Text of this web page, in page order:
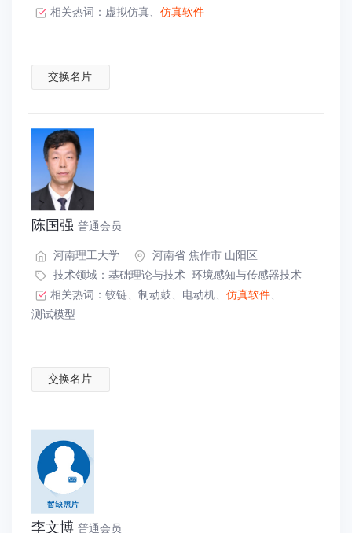
相关热词： 虚拟仿真、 仿真软件
交换名片
陈国强 普通会员
河南理工大学
河南省 焦作市 山阳区
技术领域： 基础理论与技术 环境感知与传感器技术
相关热词： 铰链、 制动鼓、 电动机、 仿真软件、
测试模型
交换名片
李文博 普通会员